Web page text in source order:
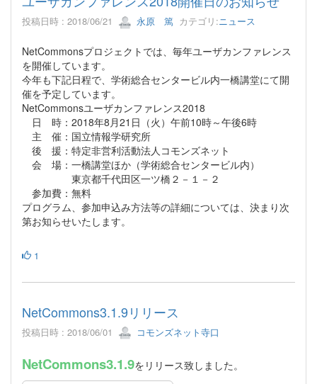
投稿日時 : 2018/06/21 永原 篤 カテゴリ:ニュース
NetCommonsプロジェクトでは、毎年ユーザカンファレンス
を開催しています。
今年も下記日程で、学術総合センタービル内一橋講堂にて開
催を予定しています。
NetCommonsユーザカンファレンス2018
日 時：2018年8月21日（火）午前10時～午後6時
主 催：国立情報学研究所
後 援：特定非営利活動法人コモンズネット
会 場：一橋講堂ほか（学術総合センタービル内）
東京都千代田区一ツ橋２－１－２
参加費：無料
プログラム、参加申込み方法等の詳細については、決まり次
第お知らせいたします。
1
NetCommons3.1.9リリース
投稿日時 : 2018/06/01 コモンズネット寺口
NetCommons3.1.9をリリース致しました。